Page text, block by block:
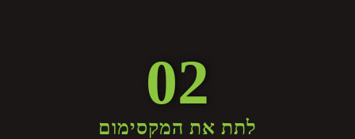
02
לתת את המקסימום